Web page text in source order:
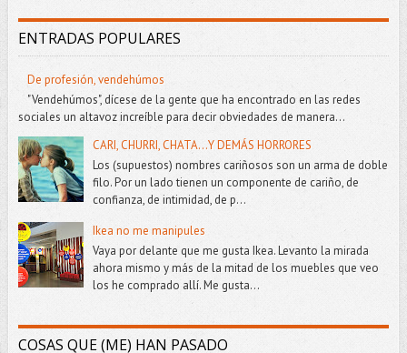
ENTRADAS POPULARES
De profesión, vendehúmos
"Vendehúmos", dícese de la gente que ha encontrado en las redes
sociales un altavoz increíble para decir obviedades de manera...
CARI, CHURRI, CHATA...Y DEMÁS HORRORES
Los (supuestos) nombres cariñosos son un arma de doble
filo. Por un lado tienen un componente de cariño, de
confianza, de intimidad, de p...
Ikea no me manipules
Vaya por delante que me gusta Ikea. Levanto la mirada
ahora mismo y más de la mitad de los muebles que veo
los he comprado allí. Me gusta...
COSAS QUE (ME) HAN PASADO